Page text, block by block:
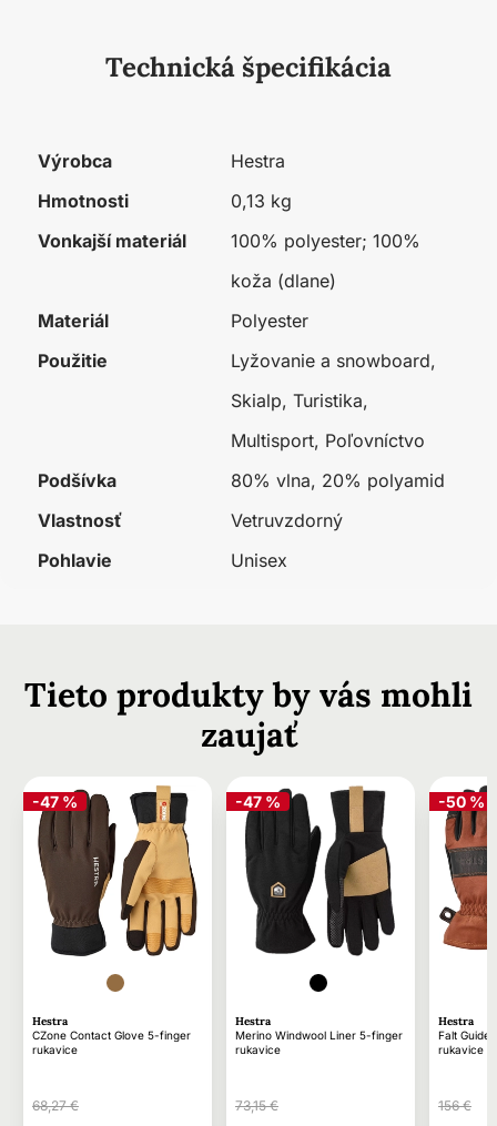
Technická špecifikácia
Výrobca
Hestra
Hmotnosti
0,13 kg
Vonkajší materiál
100% polyester; 100%
koža (dlane)
Materiál
Polyester
Použitie
Lyžovanie a snowboard,
Skialp, Turistika,
Multisport, Poľovníctvo
Podšívka
80% vlna, 20% polyamid
Vlastnosť
Vetruvzdorný
Pohlavie
Unisex
Tieto produkty by vás mohli
zaujať
-47 %
Hestra
CZone Contact Glove 5-finger
rukavice
68,27 €
-47 %
Hestra
Merino Windwool Liner 5-finger
rukavice
73,15 €
-50 %
Hestra
Falt Guide
rukavice
156 €